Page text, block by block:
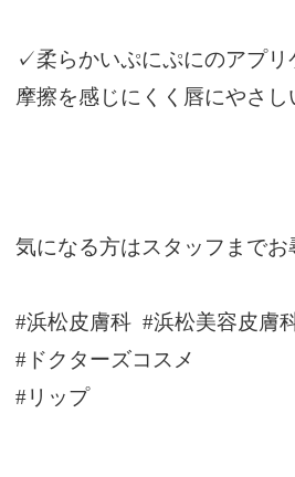
✓柔らかいぷにぷにのアプリ
摩擦を感じにくく唇にやさ
気になる方はスタッフまでお
#浜松皮膚科 #浜松美容皮膚
#ドクターズコスメ
#リップ